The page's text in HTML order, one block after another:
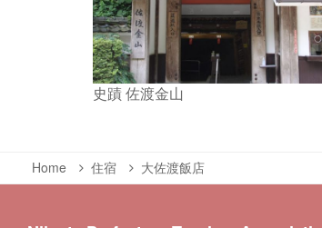
史蹟 佐渡金山
Home 住宿 大佐渡飯店